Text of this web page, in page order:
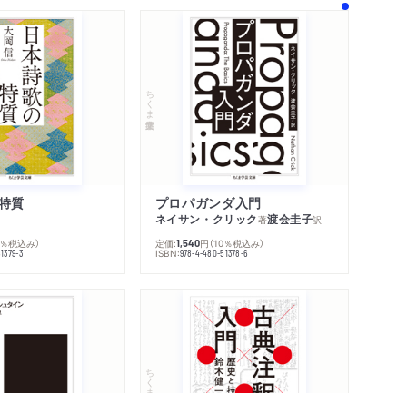
著作者プロフィール
質
税込み）
3
ちくま学芸文庫
プロパガンダ入門
ネイサン・クリック著渡会圭子訳
定価:1,540円 （10％税込み）
ISBN:978-4-480-51378-6
ちくま学芸文庫